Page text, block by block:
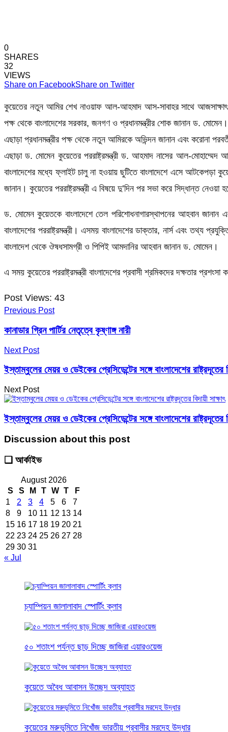
0
SHARES
32
VIEWS
Share on FacebookShare on Twitter
কুয়েতের নতুন আমির শেখ নাওয়াফ আল-আহমাদ আস-সাবাহর সাথে
পক্ষ থেকে বাংলাদেশের সরকার, জনগণ ও প্রধানমন্ত্রীর শোক জানান ড. মোমেন।
এছাড়া প্রধানমন্ত্রীর পক্ষ থেকে নতুন আমিরকে অভিন্দন জানান এবং করোনা
এছাড়া ড. মোমেন কুয়েতের পররাষ্ট্রমন্ত্রী ড. আহমাদ নাসের আল-
বাংলাদেশের মধ্যে ফ্লাইট চালু না হওয়ায় ছুটিতে বাংলাদেশে এসে আটকেপড়া
জানান। কুয়েতের পররাষ্ট্রমন্ত্রী এ বিষয়ে দু’দিন পর সভা করে সিদ্ধান্ত নেওয়া
ড. মোমেন কুয়েতকে বাংলাদেশে তেল পরিশোধনাগারস্থাপনের আহবান জানান
বাংলাদেশের পররাষ্ট্রমন্ত্রী। এসময় বাংলাদেশের ডাক্তার, নার্স এবং তথ্য
বাংলাদেশ থেকে ঔষধসামগ্রী ও পিপিই আমদানির আহবান জানান ড. মোমেন।
এ সময় কুয়েতের পররাষ্ট্রমন্ত্রী বাংলাদেশের প্রবাসী শ্রমিকদের দক্ষতার
Post Views: 43
Previous Post
কানাডার গ্রিন পার্টির নেতৃত্বে কৃষ্ণাঙ্গ নারী
Next Post
ইস্তাম্বুলের মেয়র ও ডেইকের প্রেসিডেন্টের সঙ্গে বাংলাদেশের রাষ্ট্রদূতের
Next Post
ইস্তাম্বুলের মেয়র ও ডেইকের প্রেসিডেন্টের সঙ্গে বাংলাদেশের রাষ্ট্রদূতের
Discussion about this post
❑ আর্কাইভ
August 2026
S
S M T W T
F
1
2 3 4 5 6
7
8
9 10 11 12 13 14
15 16 17 18 19 20 21
22 23 24 25 26 27 28
29 30 31
« Jul
চ্যাম্পিয়ন জালালাবাদ স্পোর্টিং ক্লাব
৫০ শতাংশ পর্যন্ত ছাড় দিচ্ছে জাজিরা এয়ারওয়েজ
কুয়েতে অবৈধ আবাসন উচ্ছেদ অব্যাহত
কুয়েতের মরুভূমিতে নিখোঁজ ভারতীয় প্রবাসীর মরদেহ উদ্ধার